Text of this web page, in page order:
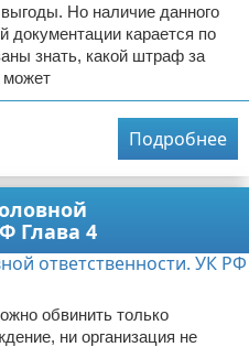
Но наличие данного
документации карается по
знать, какой штраф за
может
Подробнее
Глава 4
обвинить только
ни организация не